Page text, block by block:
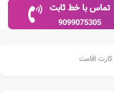
تماس با خط ثابت
9099075305
کارت اقامت